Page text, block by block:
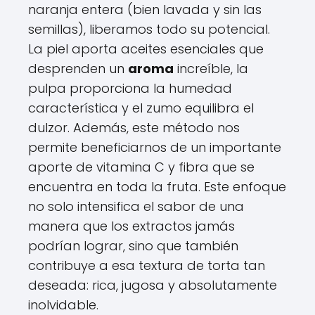
naranja entera (bien lavada y sin las
semillas), liberamos todo su potencial.
La piel aporta aceites esenciales que
desprenden un aroma increíble, la
pulpa proporciona la humedad
característica y el zumo equilibra el
dulzor. Además, este método nos
permite beneficiarnos de un importante
aporte de vitamina C y fibra que se
encuentra en toda la fruta. Este enfoque
no solo intensifica el sabor de una
manera que los extractos jamás
podrían lograr, sino que también
contribuye a esa textura de torta tan
deseada: rica, jugosa y absolutamente
inolvidable.